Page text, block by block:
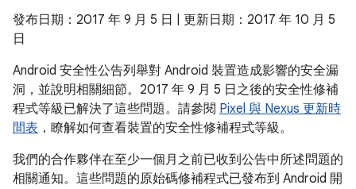
發布日期：2017 年 9 月 5 日 | 更新日期：2017 年 10 月 5
日
Android 安全性公告列舉對 Android 裝置造成影響的安全漏
洞，並說明相關細節。2017 年 9 月 5 日之後的安全性修補
程式等級已解決了這些問題。請參閱 Pixel 與 Nexus 更新時
間表 ，瞭解如何查看裝置的安全性修補程式等級。
我們的合作夥伴在至少一個月之前已收到公告中所述問題的
相關通知。這些問題的原始碼修補程式已發布到 Android 開